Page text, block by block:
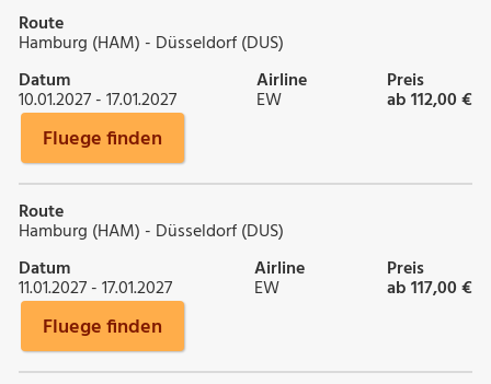
Route
Hamburg (HAM) - Düsseldorf (DUS)
Datum
10.01.2027 - 17.01.2027
Airline
EW
Preis
ab 112,00 €
Fluege finden
Route
Hamburg (HAM) - Düsseldorf (DUS)
Datum
11.01.2027 - 17.01.2027
Airline
EW
Preis
ab 117,00 €
Fluege finden